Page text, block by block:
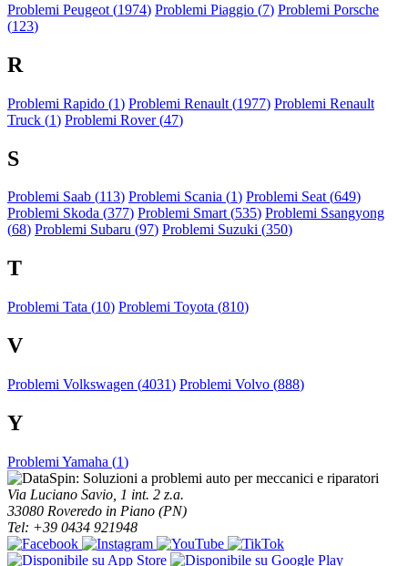
Problemi Peugeot (1974) Problemi Piaggio (7) Problemi Porsche
(123)
R
Problemi Rapido (1) Problemi Renault (1977) Problemi Renault
Truck (1) Problemi Rover (47)
S
Problemi Saab (113) Problemi Scania (1) Problemi Seat (649)
Problemi Skoda (377) Problemi Smart (535) Problemi Ssangyong
(68) Problemi Subaru (97) Problemi Suzuki (350)
T
Problemi Tata (10) Problemi Toyota (810)
V
Problemi Volkswagen (4031) Problemi Volvo (888)
Y
Problemi Yamaha (1)
Via Luciano Savio, 1 int. 2 z.a.
33080 Roveredo in Piano (PN)
Tel: +39 0434 921948